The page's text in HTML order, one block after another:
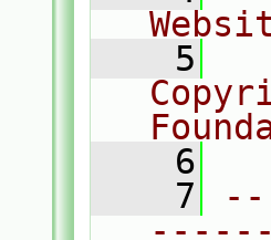
    5
    6
    7